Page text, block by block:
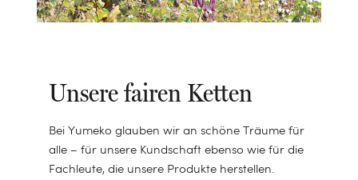
Unsere fairen Ketten
Bei Yumeko glauben wir an schöne Träume für
alle – für unsere Kundschaft ebenso wie für die
Fachleute, die unsere Produkte herstellen.